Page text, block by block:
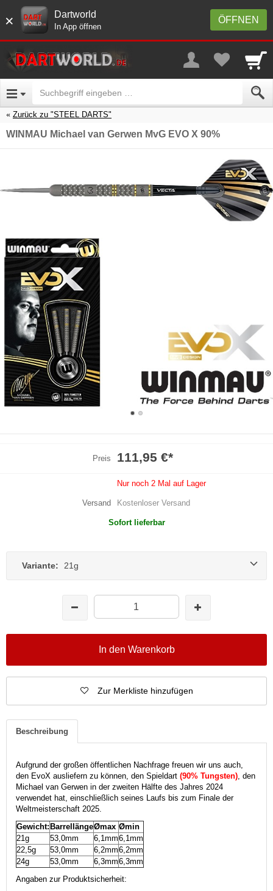
× ÖFFNEN
Dartworld
In App öffnen
Zurück zu "STEEL DARTS"
WINMAU Michael van Gerwen MvG EVO X 90%
Preis 111,95 €*
Nur noch 2 Mal auf Lager
Versand Kostenloser Versand
Sofort lieferbar
Variante: 21g
In den Warenkorb
Zur Merkliste hinzufügen
Beschreibung
Aufgrund der großen öffentlichen Nachfrage freuen wir uns auch,
den EvoX ausliefern zu können, den Spieldart (90% Tungsten) , den
Michael van Gerwen in der zweiten Hälfte des Jahres 2024
verwendet hat, einschließlich seines Laufs bis zum Finale der
Weltmeisterschaft 2025.
Gewicht:BarrellängeØmax Ømin
21g
53,0mm 6,1mm6,1mm
22,5g
53,0mm 6,2mm6,2mm
24g
53,0mm 6,3mm6,3mm
Angaben zur Produktsicherheit: